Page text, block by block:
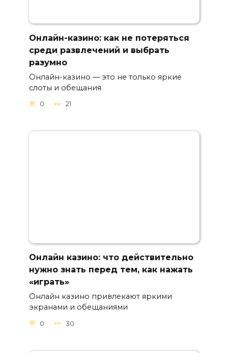
Онлайн-казино: как не потеряться
среди развлечений и выбрать
разумно
Онлайн-казино — это не только яркие
слоты и обещания
0 21
Онлайн казино: что действительно
нужно знать перед тем, как нажать
«играть»
Онлайн казино привлекают яркими
экранами и обещаниями
0 30